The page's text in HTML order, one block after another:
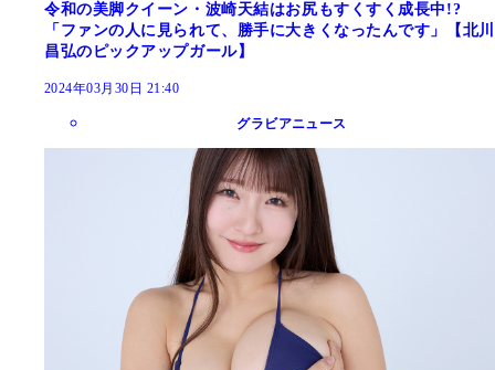
令和の美脚クイーン・波崎天結はお尻もすくすく成長中!?
「ファンの人に見られて、勝手に大きくなったんです」【北川
昌弘のピックアップガール】
2024年03月30日 21:40
グラビアニュース